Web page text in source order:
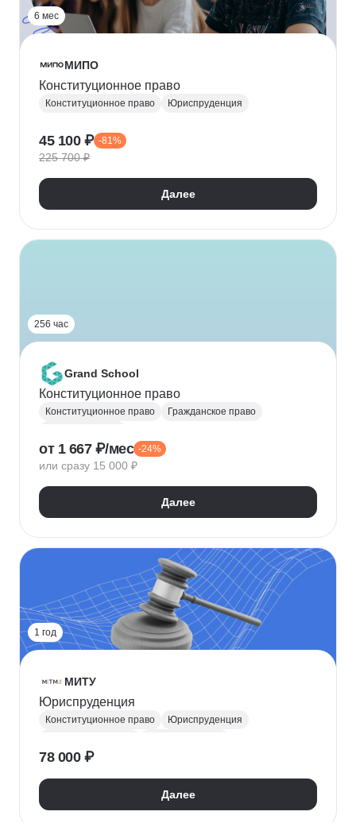
6 мес
МИПО
Конституционное право
Конституционное право Юриспруденция
45 100 ₽ -81%
225 700 ₽
Далее
256 час
Grand School
Конституционное право
Конституционное право
Гражданское право
от 1 667 ₽/мес -24%
или сразу 15 000 ₽
Далее
1 год
МИТУ
Юриспруденция
Конституционное право
Юриспруденция
Уголовное право
Криминалистика
Защита интеллектуальной собственности
78 000 ₽
Далее